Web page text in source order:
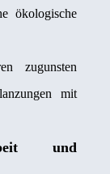
ökologische
zugunsten
mit
und